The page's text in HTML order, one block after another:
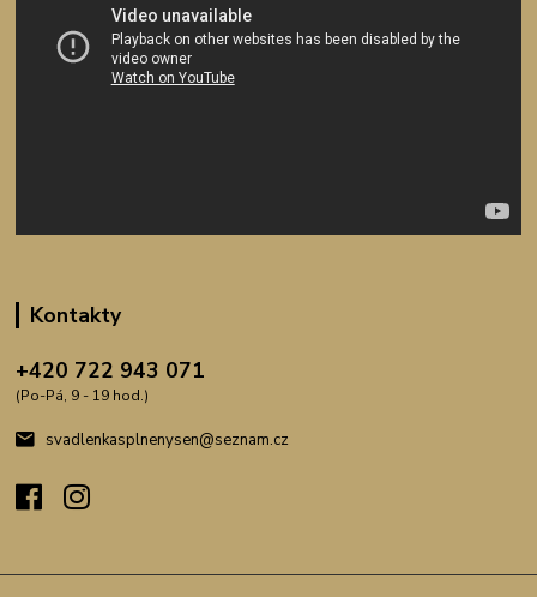
Kontakty
+420 722 943 071
(Po-Pá, 9 - 19 hod.)
svadlenkasplnenysen@seznam.cz